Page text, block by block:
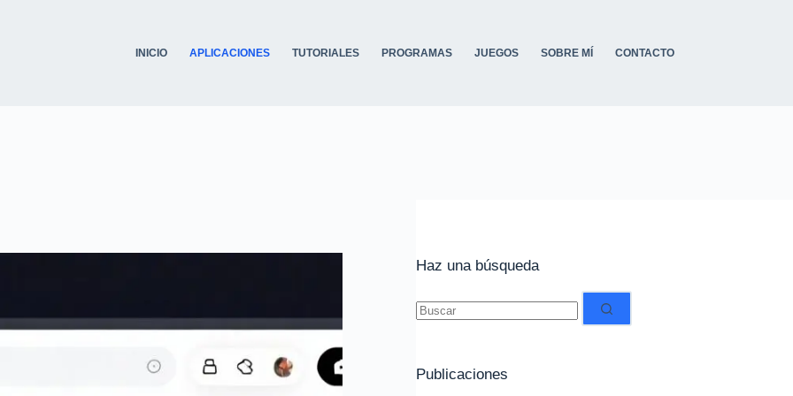
INICIO APLICACIONES TUTORIALES PROGRAMAS JUEGOS SOBRE MÍ CONTACTO
Haz una búsqueda
Sin
resultados
Publicaciones